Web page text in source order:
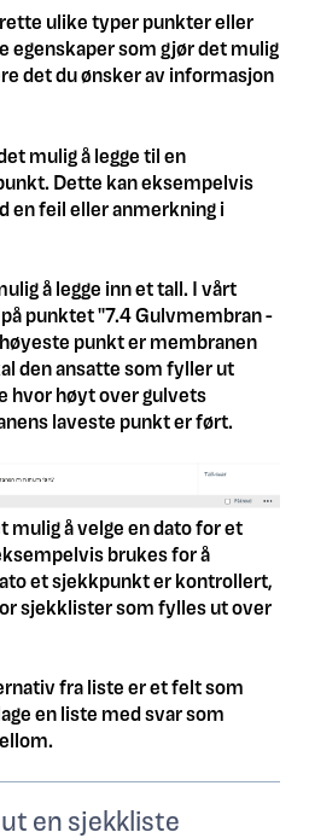
ulike typer punkter eller
egenskaper som gjør det mulig
det du ønsker av informasjon
mulig å legge til en
Dette kan eksempelvis
en feil eller anmerkning i
å legge inn et tall. I vårt
punktet "7.4 Gulvmembran -
punkt er membranen
den ansatte som fyller ut
hvor høyt over gulvets
laveste punkt er ført.
mulig å velge en dato for et
brukes for å
et sjekkpunkt er kontrollert,
sjekklister som fylles ut over
fra liste er et felt som
en liste med svar som
en sjekkliste